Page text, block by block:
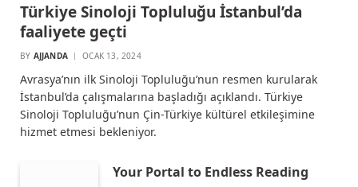
Türkiye Sinoloji Topluluğu İstanbul’da
faaliyete geçti
BY AJJANDA OCAK 13, 2024
Avrasya’nın ilk Sinoloji Topluluğu’nun resmen kurularak
İstanbul’da çalışmalarına başladığı açıklandı. Türkiye
Sinoloji Topluluğu’nun Çin-Türkiye kültürel etkileşimine
hizmet etmesi bekleniyor.
Your Portal to Endless Reading